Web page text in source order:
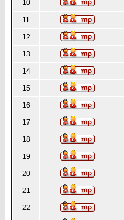
10
11
12
13
14
15
16
17
18
19
20
21
22